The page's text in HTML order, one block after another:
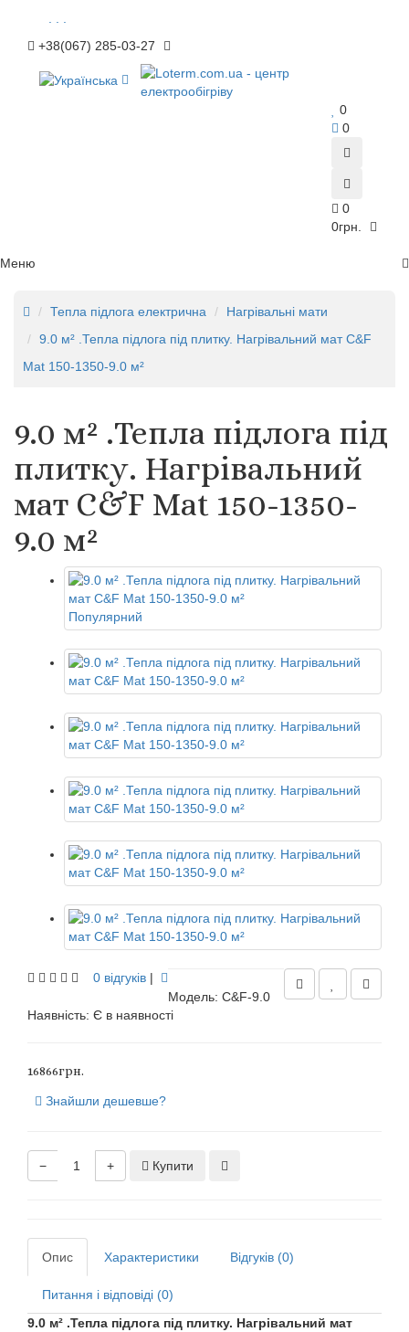
+38(067) 285-03-27
0
0
0
0грн.
Меню
Тепла підлога електрична
Нагрівальні мати
9.0 м² .Тепла підлога під плитку. Нагрівальний мат C&F
Mat 150-1350-9.0 м²
9.0 м² .Тепла підлога під
плитку. Нагрівальний
мат C&F Mat 150-1350-
9.0 м²
Популярний
0 відгуків |
Модель: C&F-9.0
Наявність: Є в наявності
16866грн.
Знайшли дешевше?
− + Купити
Опис Характеристики Відгуків (0)
Питання і відповіді (0)
9.0 м² .Тепла підлога під плитку. Нагрівальний мат